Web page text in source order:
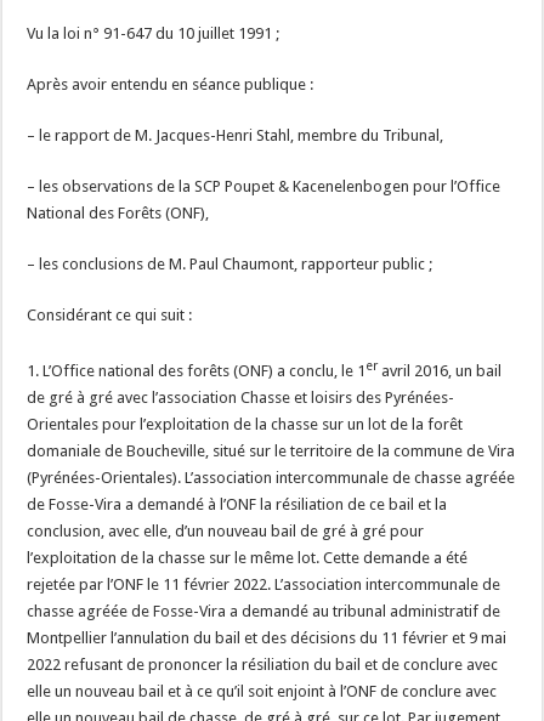
Vu la loi n° 91-647 du 10 juillet 1991 ;
Après avoir entendu en séance publique :
– le rapport de M. Jacques-Henri Stahl, membre du Tribunal,
– les observations de la SCP Poupet & Kacenelenbogen pour l’Office
National des Forêts (ONF),
– les conclusions de M. Paul Chaumont, rapporteur public ;
Considérant ce qui suit :
1. L’Office national des forêts (ONF) a conclu, le 1 er avril 2016, un bail
de gré à gré avec l’association Chasse et loisirs des Pyrénées-
Orientales pour l’exploitation de la chasse sur un lot de la forêt
domaniale de Boucheville, situé sur le territoire de la commune de Vira
(Pyrénées-Orientales). L’association intercommunale de chasse agréée
de Fosse-Vira a demandé à l’ONF la résiliation de ce bail et la
conclusion, avec elle, d’un nouveau bail de gré à gré pour
l’exploitation de la chasse sur le même lot. Cette demande a été
rejetée par l’ONF le 11 février 2022. L’association intercommunale de
chasse agréée de Fosse-Vira a demandé au tribunal administratif de
Montpellier l’annulation du bail et des décisions du 11 février et 9 mai
2022 refusant de prononcer la résiliation du bail et de conclure avec
elle un nouveau bail et à ce qu’il soit enjoint à l’ONF de conclure avec